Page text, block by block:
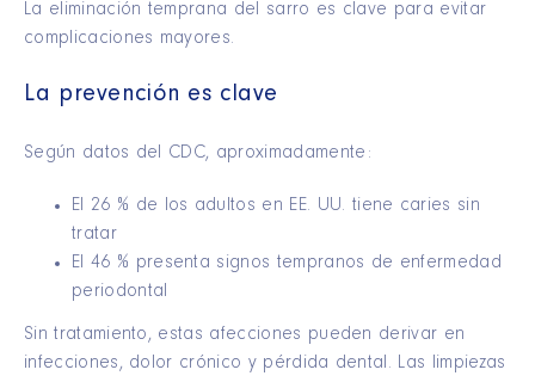
La eliminación temprana del sarro es clave para evitar
complicaciones mayores.
La prevención es clave
Según datos del CDC, aproximadamente:
El 26 % de los adultos en EE. UU. tiene caries sin
tratar
El 46 % presenta signos tempranos de enfermedad
periodontal
Sin tratamiento, estas afecciones pueden derivar en
infecciones, dolor crónico y pérdida dental. Las limpiezas